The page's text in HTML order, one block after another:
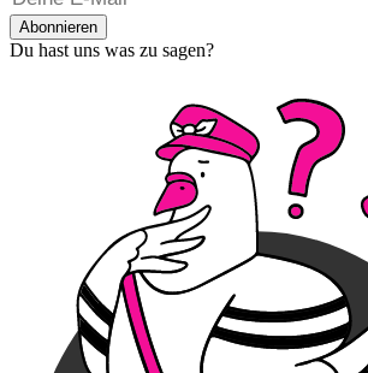
Abonnieren
Du hast uns was zu sagen?